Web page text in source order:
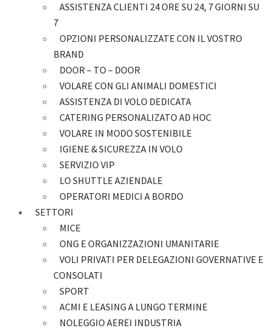
ASSISTENZA CLIENTI 24 ORE SU 24, 7 GIORNI SU
7
OPZIONI PERSONALIZZATE CON IL VOSTRO
BRAND
DOOR – TO – DOOR
VOLARE CON GLI ANIMALI DOMESTICI
ASSISTENZA DI VOLO DEDICATA
CATERING PERSONALIZATO AD HOC
VOLARE IN MODO SOSTENIBILE
IGIENE & SICUREZZA IN VOLO
SERVIZIO VIP
LO SHUTTLE AZIENDALE
OPERATORI MEDICI A BORDO
SETTORI
MICE
ONG E ORGANIZZAZIONI UMANITARIE
VOLI PRIVATI PER DELEGAZIONI GOVERNATIVE E
CONSOLATI
SPORT
ACMI E LEASING A LUNGO TERMINE
NOLEGGIO AEREI INDUSTRIA